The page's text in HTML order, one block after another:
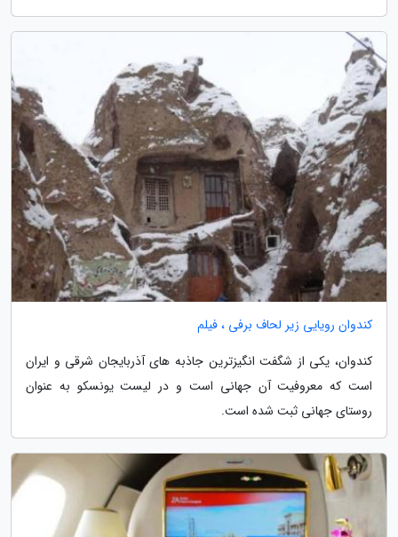
کندوان رویایی زیر لحاف برفی ، فیلم
کندوان، یکی از شگفت انگیزترین جاذبه های آذربایجان شرقی و ایران
است که معروفیت آن جهانی است و در لیست یونسکو به عنوان
روستای جهانی ثبت شده است.